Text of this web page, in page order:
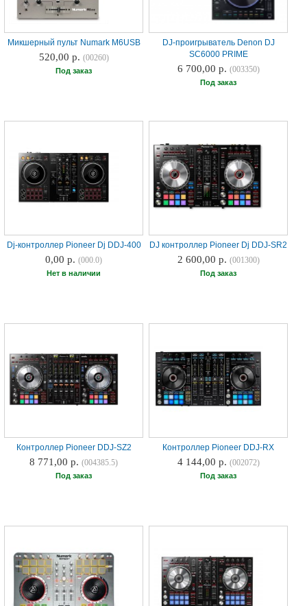
Микшерный пульт Numark M6USB
520,00 р. (00260)
Под заказ
DJ-проигрыватель Denon DJ
SC6000 PRIME
6 700,00 р. (003350)
Под заказ
Dj-контроллер Pioneer Dj DDJ-400
0,00 р.(000.0)
Нет в наличии
DJ контроллер Pioneer Dj DDJ-SR2
2 600,00 р. (001300)
Под заказ
Контроллер Pioneer DDJ-SZ2
8 771,00 р.(004385.5)
Под заказ
Контроллер Pioneer DDJ-RX
4 144,00 р. (002072)
Под заказ